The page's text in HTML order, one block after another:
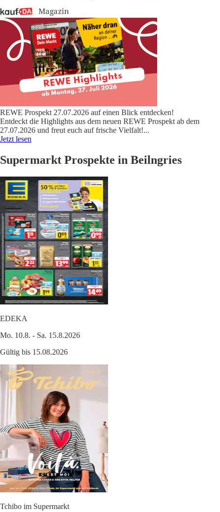
REWE Prospekt 27.07.2026 auf einen Blick entdecken!
Entdeckt die Highlights aus dem neuen REWE Prospekt ab dem
27.07.2026 und freut euch auf frische Vielfalt!...
Jetzt lesen
Supermarkt Prospekte in Beilngries
EDEKA
Mo. 10.8. - Sa. 15.8.2026
Gültig bis 15.08.2026
Tchibo im Supermarkt